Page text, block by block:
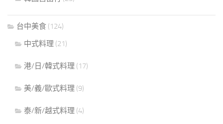
台中美食 (124)
中式料理 (21)
港/日/韓式料理 (17)
美/義/歐式料理 (9)
泰/新/越式料理 (4)